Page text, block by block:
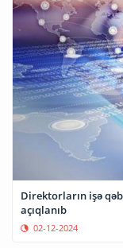
Direktorların işə
açıqlanıb
02-12-2024